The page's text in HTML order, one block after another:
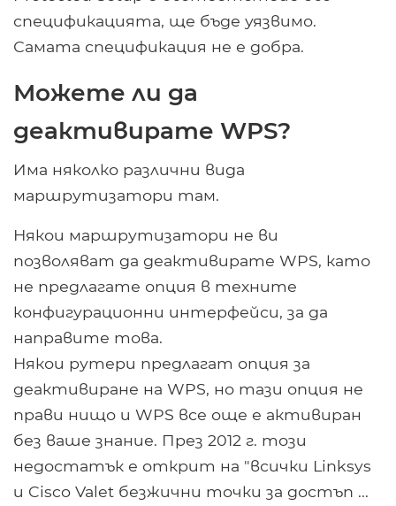
спецификацията, ще бъде уязвимо.
Самата спецификация не е добра.
Можете ли да
деактивирате WPS?
Има няколко различни вида
маршрутизатори там.
Някои маршрутизатори не ви
позволяват да деактивирате WPS, като
не предлагате опция в техните
конфигурационни интерфейси, за да
направите това.
Някои рутери предлагат опция за
деактивиране на WPS, но тази опция не
прави нищо и WPS все още е активиран
без ваше знание. През 2012 г. този
недостатък е открит на "всички Linksys
и Cisco Valet безжични точки за достъп ...